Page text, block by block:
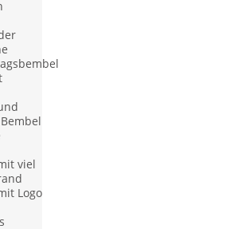
viel
Logo